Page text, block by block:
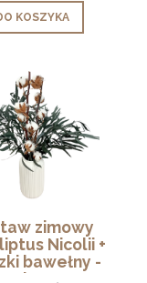
KOSZYKA
zimowy
Nicolii +
bawełny -